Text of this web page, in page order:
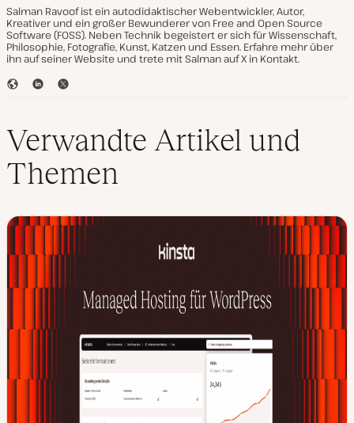
Salman Ravoof ist ein autodidaktischer Webentwickler, Autor,
Kreativer und ein großer Bewunderer von Free and Open Source
Software (FOSS). Neben Technik begeistert er sich für Wissenschaft,
Philosophie, Fotografie, Kunst, Katzen und Essen. Erfahre mehr über
ihn auf seiner Website und trete mit Salman auf X in Kontakt.
W
s
e
i
t
e
L
e
d
I
n
T
t
r
Verwandte Artikel und
Themen